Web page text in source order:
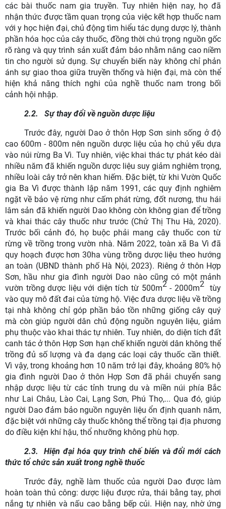
các bài thuốc nam gia truyền. Tuy nhiên hiện nay, họ đã
nhận thức được tầm quan trọng của việc kết hợp thuốc nam
với y học hiện đại, chủ động tìm hiểu tác dụng dược lý, thành
phần hóa học của cây thuốc, đồng thời chú trọng nguồn gốc
rõ ràng và quy trình sản xuất đảm bảo nhằm nâng cao niềm
tin cho người sử dụng. Sự chuyển biến này không chỉ phản
ánh sự giao thoa giữa truyền thống và hiện đại, mà còn thể
hiện khả năng thích nghi của nghề thuốc nam trong bối
cảnh hội nhập.
2.2.
Sự thay đổi về nguồn dược liệu
Trước đây, người Dao ở thôn Hợp Sơn sinh sống ở độ
cao 600m - 800m nên nguồn dược liệu của họ chủ yếu dựa
vào núi rừng Ba Vì. Tuy nhiên, việc khai thác tự phát kéo dài
nhiều năm đã khiến nguồn dược liệu suy giảm nghiêm trọng,
nhiều loài cây trở nên khan hiếm. Đặc biệt, từ khi Vườn Quốc
gia Ba Vì được thành lập năm 1991, các quy định nghiêm
ngặt về bảo vệ rừng như cấm phát rừng, đốt nương, thu hái
lâm sản đã khiến người Dao không còn không gian để trồng
và khai thác cây thuốc như trước (Chử Thị Thu Hà, 2020).
Trước bối cảnh đó, họ buộc phải mang cây thuốc con từ
rừng về trồng trong vườn nhà. Năm 2022, toàn xã Ba Vì đã
quy hoạch được hơn 30ha vùng trồng dược liệu theo hướng
an toàn (UBND thành phố Hà Nội, 2023). Riêng ở thôn Hợp
Sơn, hầu như gia đình người Dao nào cũng có một mảnh
vườn trồng dược liệu với diện tích từ 500m2- 2000m2 tùy
vào quy mô đất đai của từng hộ. Việc đưa dược liệu về trồng
tại nhà không chỉ góp phần bảo tồn những giống cây quý
mà còn giúp người dân chủ động nguồn nguyên liệu, giảm
phụ thuộc vào khai thác tự nhiên. Tuy nhiên, do diện tích đất
canh tác ở thôn Hợp Sơn hạn chế khiến người dân không thể
trồng đủ số lượng và đa dạng các loại cây thuốc cần thiết.
Vì vậy, trong khoảng hơn 10 năm trở lại đây, khoảng 80% hộ
gia đình người Dao ở thôn Hợp Sơn đã phải chuyển sang
nhập dược liệu từ các tỉnh trung du và miền núi phía Bắc
như Lai Châu, Lào Cai, Lạng Sơn, Phú Thọ,... Qua đó, giúp
người Dao đảm bảo nguồn nguyên liệu ổn định quanh năm,
đặc biệt với những cây thuốc không thể trồng tại địa phương
do điều kiện khí hậu, thổ nhưỡng không phù hợp.
2.3.
Hiện đại hóa quy trình chế biến và đổi mới cách
thức tổ chức sản xuất trong nghề thuốc
Trước đây, nghề làm thuốc của người Dao được làm
hoàn toàn thủ công: dược liệu được rửa, thái bằng tay, phơi
nắng tự nhiên và nấu cao bằng bếp củi. Hiện nay, nhờ ứng